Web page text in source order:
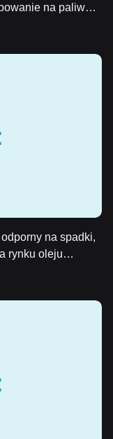
na paliwo
rynek spotowy.
na spadki,
rynku oleju